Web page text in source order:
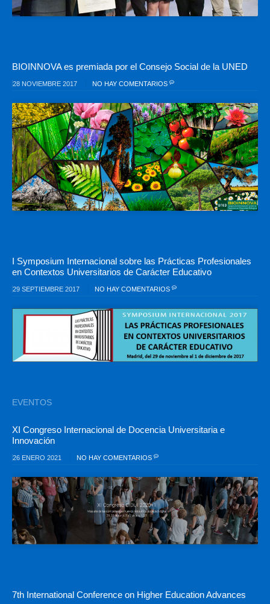
BIOINNOVA es premiada por el Consejo Social de la UNED
28 NOVIEMBRE 2017 NO HAY COMENTARIOS
I Symposium Internacional sobre las Prácticas Profesionales
en Contextos Universitarios de Carácter Educativo
29 SEPTIEMBRE 2017 NO HAY COMENTARIOS
EVENTOS
XI Congreso Internacional de Docencia Universitaria e
Innovación
26 ENERO 2021 NO HAY COMENTARIOS
7th International Conference on Higher Education Advances